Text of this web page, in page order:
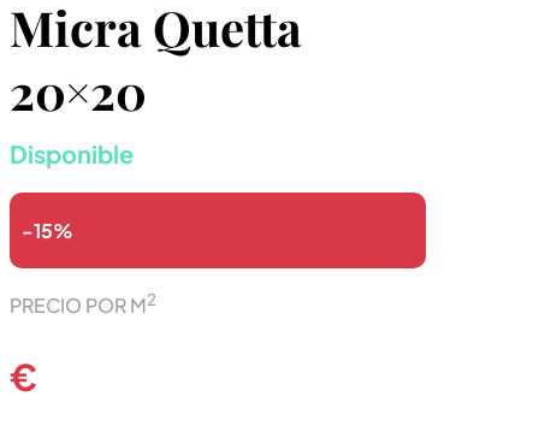
Micra Quetta
20×20
Disponible
-15%
PRECIO POR M2
€